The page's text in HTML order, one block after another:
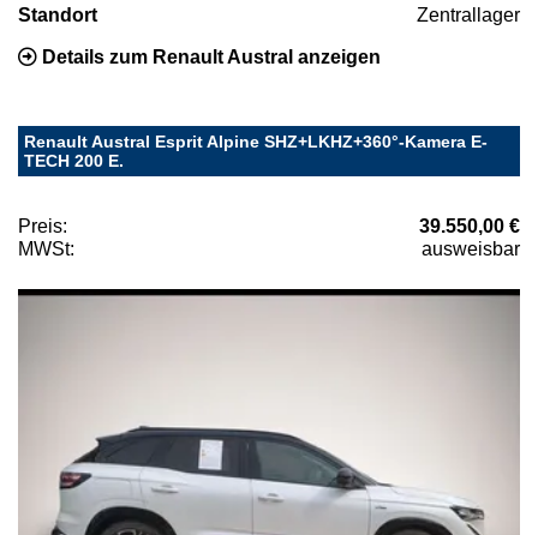
Standort Zentrallager
Details zum Renault Austral anzeigen
Renault Austral Esprit Alpine SHZ+LKHZ+360°-Kamera E-
TECH 200 E.
Preis:
39.550,00 €
MWSt:
ausweisbar